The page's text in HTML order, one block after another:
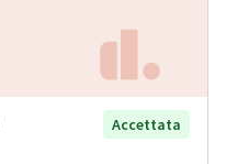
Accettata